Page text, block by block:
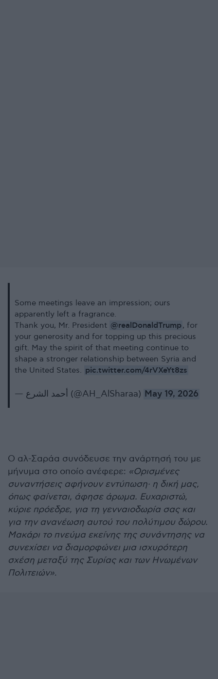
Some meetings leave an impression; ours
apparently left a fragrance.
Thank you, Mr. President @realDonaldTrump, for
your generosity and for topping up this precious
gift. May the spirit of that meeting continue to
shape a stronger relationship between Syria and
the United States. pic.twitter.com/4rVXeYt8zs
— أحمد الشرع (@AH_AlSharaa) May 19, 2026
Ο αλ-Σαράα συνόδευσε την ανάρτησή του με
μήνυμα στο οποίο ανέφερε: «Ορισμένες
συναντήσεις αφήνουν εντύπωση· η δική μας,
όπως φαίνεται, άφησε άρωμα. Ευχαριστώ,
κύριε πρόεδρε, για τη γενναιοδωρία σας και
για την ανανέωση αυτού του πολύτιμου δώρου.
Μακάρι το πνεύμα εκείνης της συνάντησης να
συνεχίσει να διαμορφώνει μια ισχυρότερη
σχέση μεταξύ της Συρίας και των Ηνωμένων
Πολιτειών».